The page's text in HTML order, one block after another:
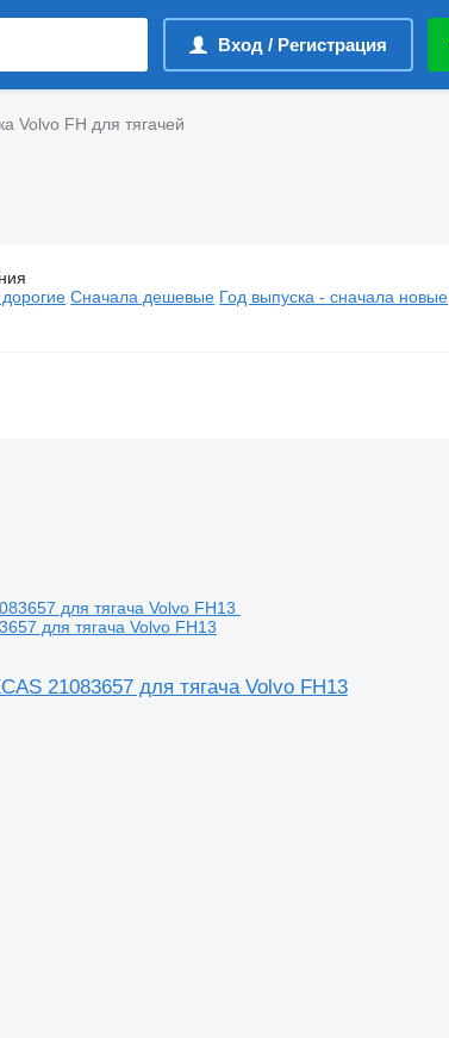
Вход / Регистрация
Volvo FH для тягачей
Сначала дешевые Год выпуска - сначала новые
для тягача Volvo FH13
21083657 для тягача Volvo FH13